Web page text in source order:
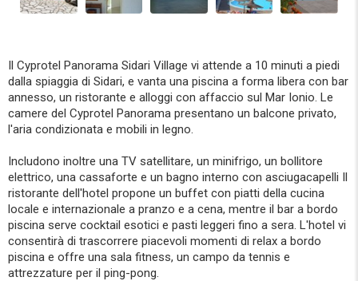
Il Cyprotel Panorama Sidari Village vi attende a 10 minuti a piedi
dalla spiaggia di Sidari, e vanta una piscina a forma libera con bar
annesso, un ristorante e alloggi con affaccio sul Mar Ionio. Le
camere del Cyprotel Panorama presentano un balcone privato,
l'aria condizionata e mobili in legno.
Includono inoltre una TV satellitare, un minifrigo, un bollitore
elettrico, una cassaforte e un bagno interno con asciugacapelli Il
ristorante dell'hotel propone un buffet con piatti della cucina
locale e internazionale a pranzo e a cena, mentre il bar a bordo
piscina serve cocktail esotici e pasti leggeri fino a sera. L'hotel vi
consentirà di trascorrere piacevoli momenti di relax a bordo
piscina e offre una sala fitness, un campo da tennis e
attrezzature per il ping-pong.